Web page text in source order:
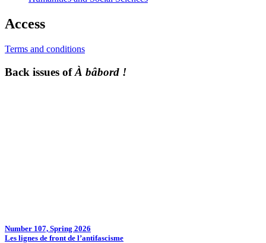
Access
Terms and conditions
Back issues ofÀ bâbord !
Number 107, Spring 2026
Les lignes de front de l’antifascisme